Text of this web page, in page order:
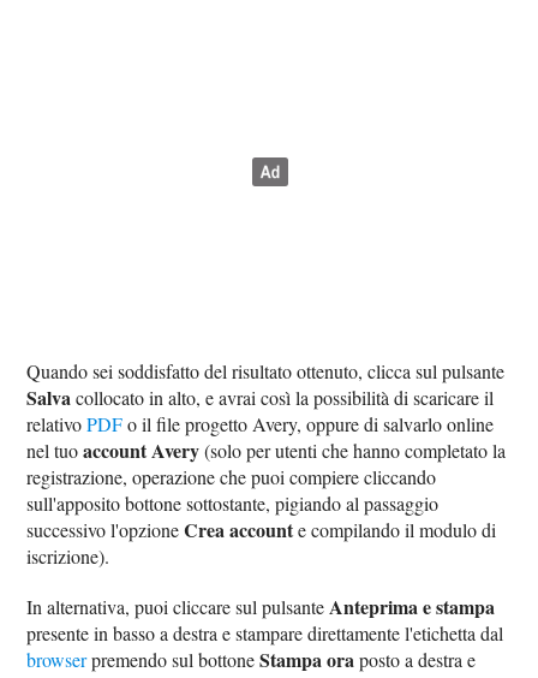
Quando sei soddisfatto del risultato ottenuto, clicca sul pulsante
Salvacollocato in alto, e avrai così la possibilità di scaricare il
relativoPDFo il file progetto Avery, oppure di salvarlo online
nel tuoaccount Avery(solo per utenti che hanno completato la
registrazione, operazione che puoi compiere cliccando
sull'apposito bottone sottostante, pigiando al passaggio
successivo l'opzioneCrea accounte compilando il modulo di
iscrizione).
In alternativa, puoi cliccare sul pulsanteAnteprima e stampa
presente in basso a destra e stampare direttamente l'etichetta dal
browserpremendo sul bottoneStampa oraposto a destra e